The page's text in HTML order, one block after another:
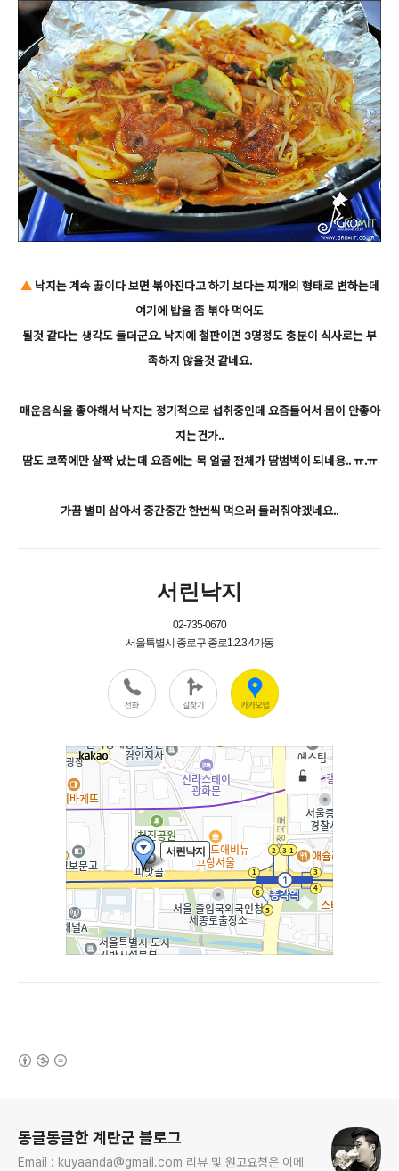
▲ 낙지는 계속 끓이다 보면 볶아진다고 하기 보다는 찌개의 형태로 변하는데
여기에 밥을 좀 볶아 먹어도
될것 같다는 생각도 들더군요. 낙지에 철판이면 3명정도 충분이 식사로는 부
족하지 않을것 같네요.
매운음식을 좋아해서 낙지는 정기적으로 섭취중인데 요즘들어서 몸이 안좋아
지는건가..
땀도 코쪽에만 살짝 났는데 요즘에는 목 얼굴 전체가 땀범벅이 되네용.. ㅠ.ㅠ
가끔 별미 삼아서 중간중간 한번씩 먹으러 들러줘야겠네요..
동글동글한 계란군 블로그
Email : kuyaanda@gmail.com 리뷰 및 원고요청은 이메